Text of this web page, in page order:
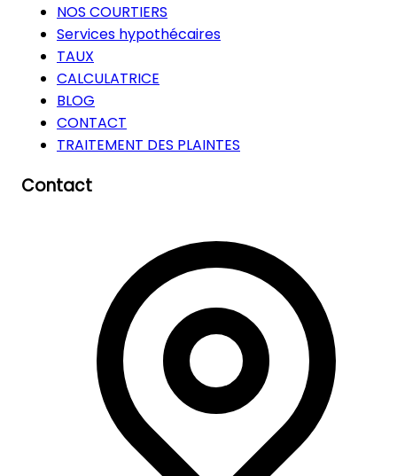
NOS COURTIERS
Services hypothécaires
TAUX
CALCULATRICE
BLOG
CONTACT
TRAITEMENT DES PLAINTES
Contact